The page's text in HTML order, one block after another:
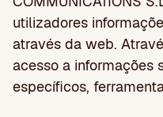
utilizadores
através da web.
acesso a informações
específicos,